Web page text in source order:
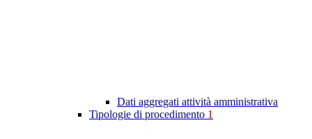
Dati aggregati attività amministrativa
Tipologie di procedimento 1